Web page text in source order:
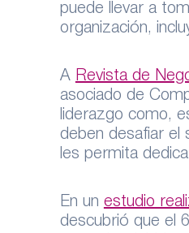
puede llevar a
organización,
A Revista de
asociado de
liderazgo como,
deben desafiar el
les permita
En un estudio
descubrió que el